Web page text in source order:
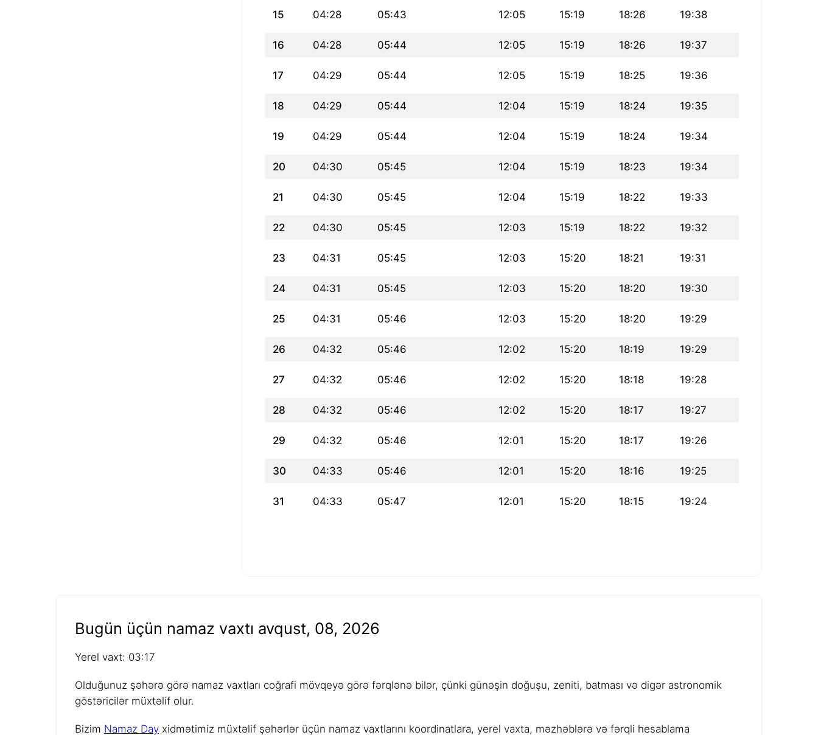
15 04:28 05:43 12:05 15:19 18:26 19:38
16 04:28 05:44 12:05 15:19 18:26 19:37
17 04:29 05:44 12:05 15:19 18:25 19:36
18 04:29 05:44 12:04 15:19 18:24 19:35
19 04:29 05:44 12:04 15:19 18:24 19:34
20 04:30 05:45 12:04 15:19 18:23 19:34
21 04:30 05:45 12:04 15:19 18:22 19:33
22 04:30 05:45 12:03 15:19 18:22 19:32
23 04:31 05:45 12:03 15:20 18:21 19:31
24 04:31 05:45 12:03 15:20 18:20 19:30
25 04:31 05:46 12:03 15:20 18:20 19:29
26 04:32 05:46 12:02 15:20 18:19 19:29
27 04:32 05:46 12:02 15:20 18:18 19:28
28 04:32 05:46 12:02 15:20 18:17 19:27
29 04:32 05:46 12:01 15:20 18:17 19:26
30 04:33 05:46 12:01 15:20 18:16 19:25
31 04:33 05:47 12:01 15:20 18:15 19:24
Bugün üçün namaz vaxtı avqust, 08, 2026
Yerel vaxt: 03:17
Olduğunuz şəhərə görə namaz vaxtları coğrafi mövqeyə görə fərqlənə bilər, çünki günəşin doğuşu, zeniti, batması və digər astronomik
göstəricilər müxtəlif olur.
Bizim Namaz Day xidmətimiz müxtəlif şəhərlər üçün namaz vaxtlarını koordinatlara, yerel vaxta, məzhəblərə və fərqli hesablama